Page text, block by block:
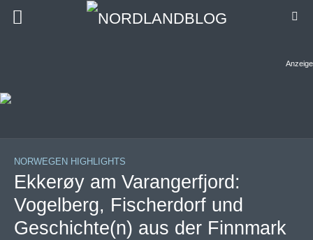
Anzeige
NORWEGEN HIGHLIGHTS
Ekkerøy am Varangerfjord:
Vogelberg, Fischerdorf und
Geschichte(n) aus der Finnmark